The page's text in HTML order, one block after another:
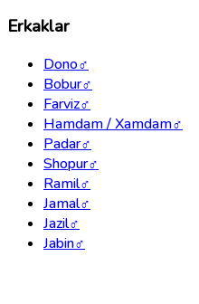
Erkaklar
Dono♂
Bobur♂
Farviz♂
Hamdam / Xamdam♂
Padar♂
Shopur♂
Ramil♂
Jamal♂
Jazil♂
Jabin♂